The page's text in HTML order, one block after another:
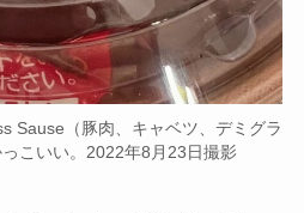
Sause（豚肉、キャベツ、デミグラ
こいい。2022年8月23日撮影